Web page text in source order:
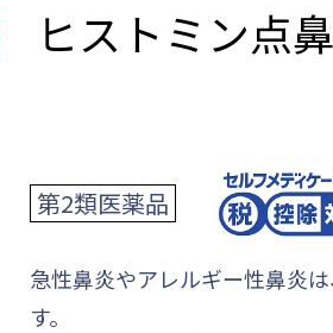
ヒストミン点
第2類医薬品
急性鼻炎やアレルギー性鼻炎
す。